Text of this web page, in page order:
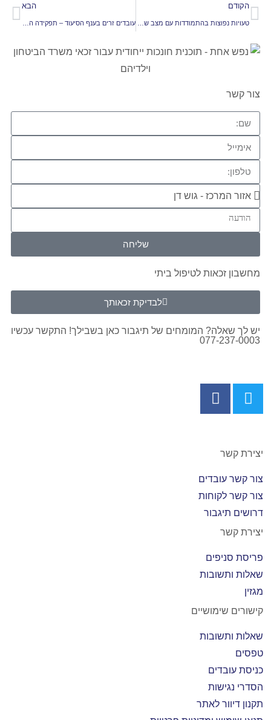
הקודם הבא
צור קשר
שליחה
מחשבון זכאות לטיפול ביתי
לבדיקת זכאותך
יש לך שאלה? המומחים של תיגבור כאן בשבילך! התקשר עכשיו
077-237-0003
יצירת קשר
צור קשר עובדים
צור קשר לקוחות
דרושים תיגבור
יצירת קשר
פריסת סניפים
שאלות ותשובות
מגזין
קישורים שימושיים
שאלות ותשובות
טפסים
כניסת עובדים
הסדרי נגישות
תקנון דיוור לאתר